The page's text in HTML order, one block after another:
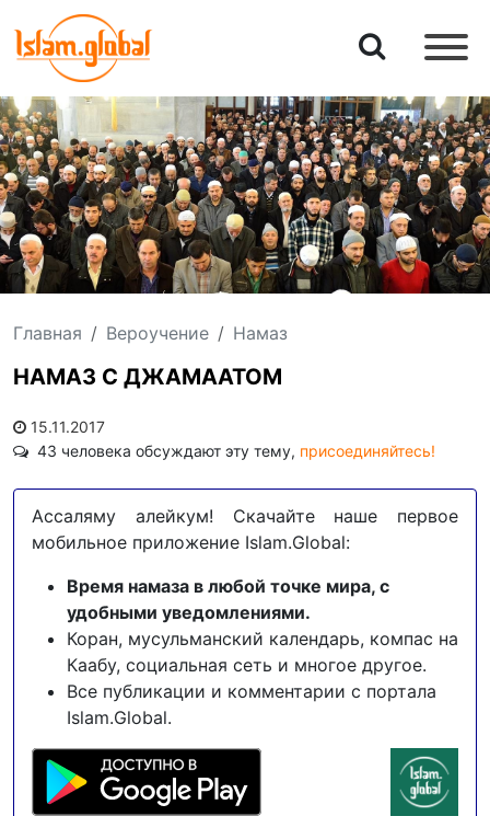
Главная Вероучение Намаз
НАМАЗ С ДЖАМААТОМ
15.11.2017
43 человека обсуждают эту тему, присоединяйтесь!
Ассаляму алейкум! Скачайте наше первое
мобильное приложение Islam.Global:
Время намаза в любой точке мира, с
удобными уведомлениями.
Коран, мусульманский календарь, компас на
Каабу, социальная сеть и многое другое.
Все публикации и комментарии с портала
Islam.Global.